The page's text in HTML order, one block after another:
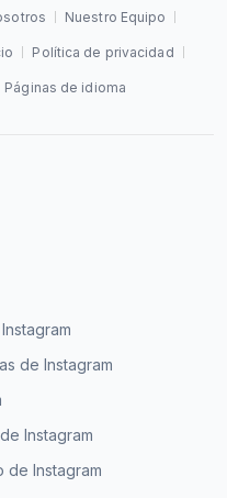
Nuestro Equipo
Política de privacidad
Páginas de idioma
de Instagram
Instagram
de Instagram